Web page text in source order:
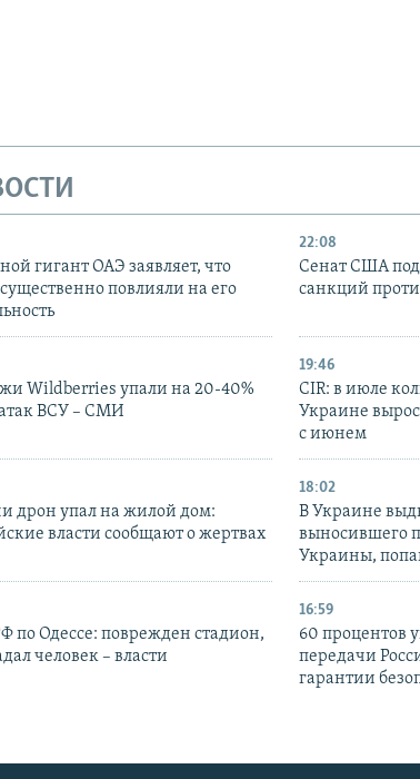
гигант ОАЭ заявляет, что
повлияли на его
22:08
Сенат США
санкций
Wildberries упали на 20-40%
ВСУ – СМИ
19:46
CIR: в июле
Украине
с июнем
дрон упал на жилой дом:
власти сообщают о жертвах
18:02
В Украине
выносившего
Украины,
по Одессе: поврежден стадион,
человек – власти
16:59
60 процентов
передачи
гарантии